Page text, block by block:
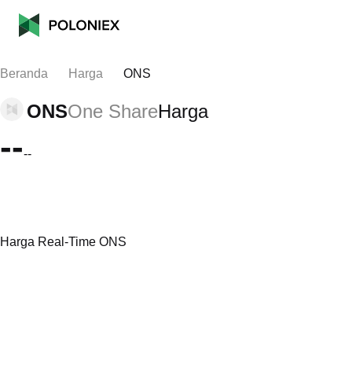
Beranda Harga ONS
ONSOne ShareHarga
----
Harga Real-Time ONS